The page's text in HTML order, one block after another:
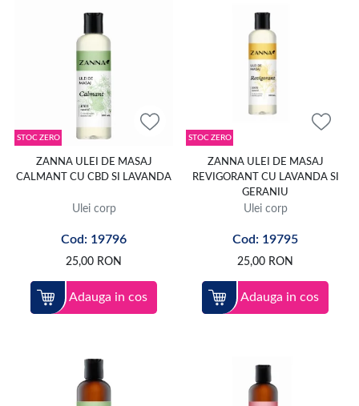
STOC ZERO
ZANNA ULEI DE MASAJ
CALMANT CU CBD SI LAVANDA
Ulei corp
Cod: 19796
25,00 RON
Adauga in cos
STOC ZERO
ZANNA ULEI DE MASAJ
REVIGORANT CU LAVANDA SI
GERANIU
Ulei corp
Cod: 19795
25,00 RON
Adauga in cos